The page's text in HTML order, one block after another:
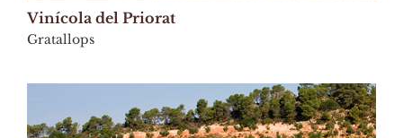
Vinícola del Priorat
Gratallops